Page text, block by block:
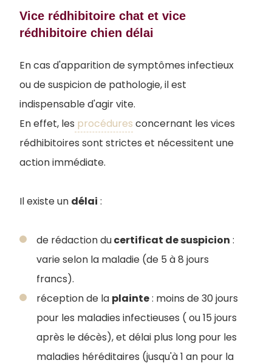
Vice rédhibitoire chat et vice
rédhibitoire chien délai
En cas d'apparition de symptômes infectieux
ou de suspicion de pathologie, il est
indispensable d'agir vite.
En effet, les procédures concernant les vices
rédhibitoires sont strictes et nécessitent une
action immédiate.
Il existe un délai :
de rédaction ducertificat de suspicion :
varie selon la maladie (de 5 à 8 jours
francs).
réception de la plainte: moins de 30 jours
pour les maladies infectieuses ( ou 15 jours
après le décès), et délai plus long pour les
maladies héréditaires (jusqu'à 1 an pour la